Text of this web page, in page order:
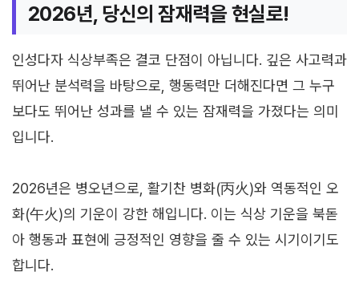
2026년, 당신의 잠재력을 현실로!
인성다자 식상부족은 결코 단점이 아닙니다. 깊은 사고력과
뛰어난 분석력을 바탕으로, 행동력만 더해진다면 그 누구
보다도 뛰어난 성과를 낼 수 있는 잠재력을 가졌다는 의미
입니다.
2026년은 병오년으로, 활기찬 병화(丙火)와 역동적인 오
화(午火)의 기운이 강한 해입니다. 이는 식상 기운을 북돋
아 행동과 표현에 긍정적인 영향을 줄 수 있는 시기이기도
합니다.